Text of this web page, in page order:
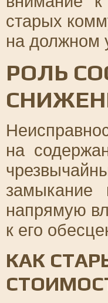
старых
на должном
РОЛЬ
на
замыкание
напрямую
к его
КАК